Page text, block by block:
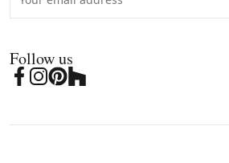
Follow us